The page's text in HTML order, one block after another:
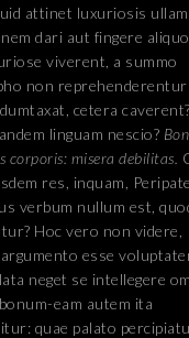
attinet luxuriosis ullam
dari aut fingere
viverent, a summo
non reprehenderentur
cetera caverent?
linguam nescio?
corporis: misera debilitas.
res, inquam,
verbum nullum est,
Hoc vero non videre,
esse
neget se intellegere
eam autem ita
quae palato